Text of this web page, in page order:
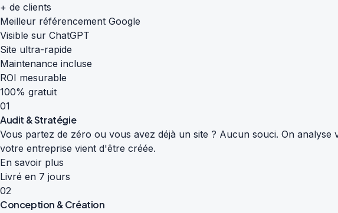
+ de clients
Meilleur référencement Google
Visible sur ChatGPT
Site ultra-rapide
Maintenance incluse
ROI mesurable
100% gratuit
01
Audit & Stratégie
Vous partez de zéro ou vous avez déjà un site ? Aucun souci. On
votre entreprise vient d'être créée.
En savoir plus
Livré en 7 jours
02
Conception & Création